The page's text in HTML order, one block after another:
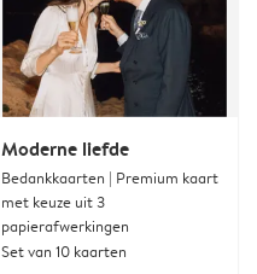
Moderne liefde
Bedankkaarten | Premium kaart
met keuze uit 3
papierafwerkingen
Set van 10 kaarten